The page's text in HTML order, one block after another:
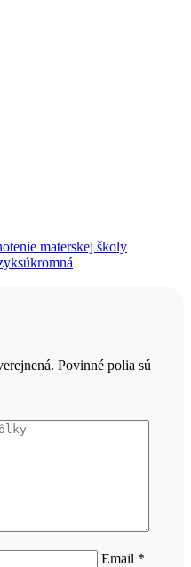
materskej školy
súkromná
Povinné polia sú
Email *